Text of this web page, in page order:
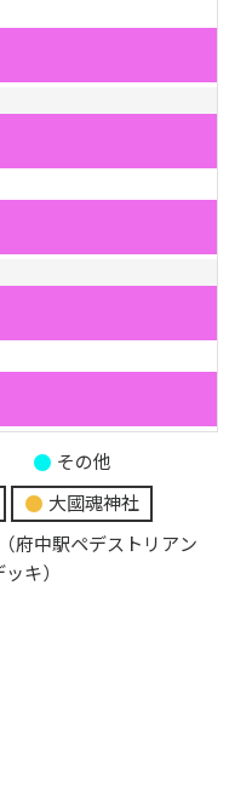
その他
大國魂神社
府中駅ペデストリアン
ッキ）